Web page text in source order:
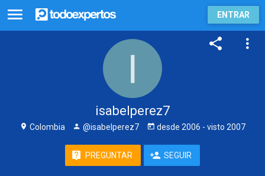
ENTRAR
isabelperez7
Colombia @isabelperez7 desde 2006 - visto 2007
PREGUNTAR SEGUIR